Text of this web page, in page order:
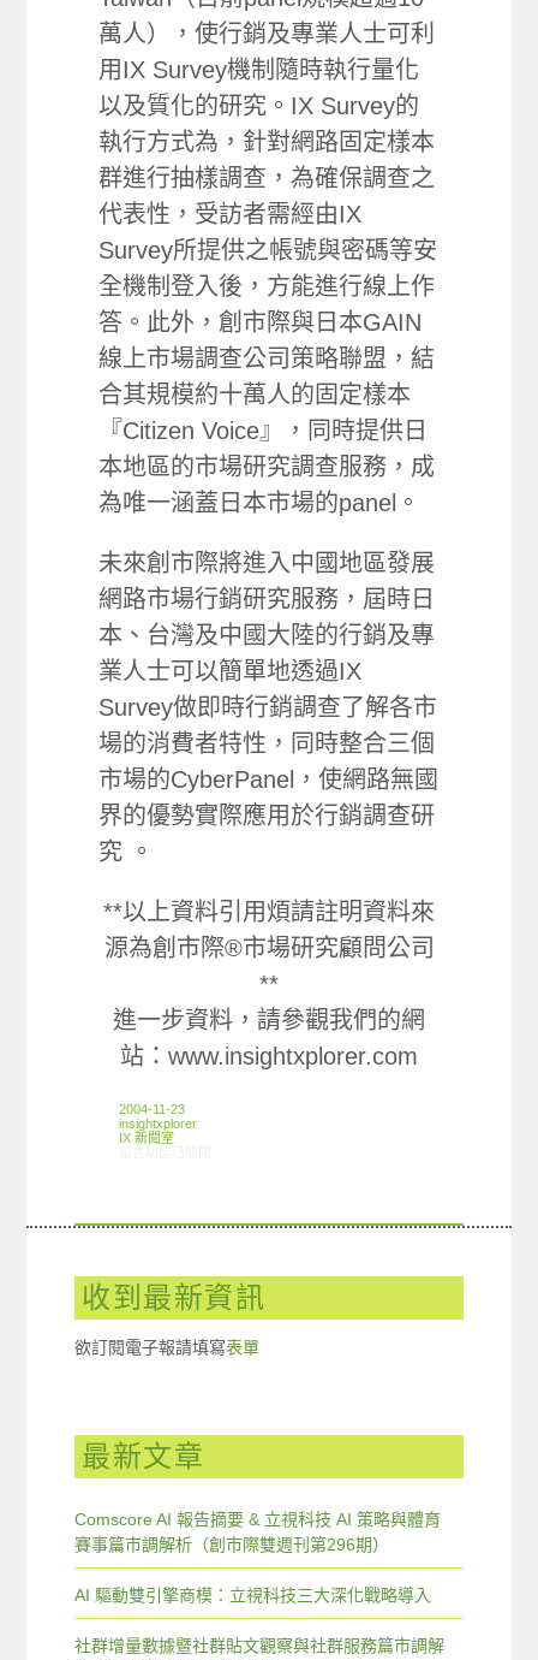
萬人），使行銷及專業人士可利
用IX Survey機制隨時執行量化
以及質化的研究。IX Survey的
執行方式為，針對網路固定樣本
群進行抽樣調查，為確保調查之
代表性，受訪者需經由IX
Survey所提供之帳號與密碼等安
全機制登入後，方能進行線上作
答。此外，創市際與日本GAIN
線上市場調查公司策略聯盟，結
合其規模約十萬人的固定樣本
『Citizen Voice』，同時提供日
本地區的市場研究調查服務，成
為唯一涵蓋日本市場的panel。
未來創市際將進入中國地區發展
網路市場行銷研究服務，屆時日
本、台灣及中國大陸的行銷及專
業人士可以簡單地透過IX
Survey做即時行銷調查了解各市
場的消費者特性，同時整合三個
市場的CyberPanel，使網路無國
界的優勢實際應用於行銷調查研
究 。
**以上資料引用煩請註明資料來
源為創市際®市場研究顧問公司
**
進一步資料，請參觀我們的網
站：www.insightxplorer.com
2004-11-23
insightxplorer
IX 新聞室
收到最新資訊
欲訂閱電子報請填寫表單
最新文章
Comscore AI 報告摘要 & 立視科技 AI 策略與體育
賽事篇市調解析（創市際雙週刊第296期）
AI 驅動雙引擎商模：立視科技三大深化戰略導入
社群增量數據暨社群貼文觀察與社群服務篇市調解